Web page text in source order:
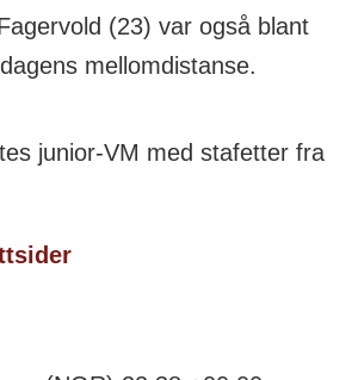
(23) var også blant
mellomdistanse.
junior-VM med stafetter fra